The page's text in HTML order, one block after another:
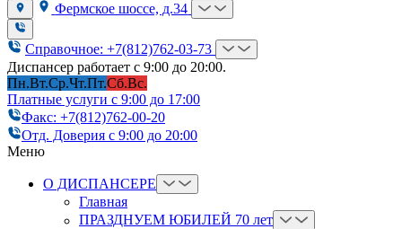
Фермское шоссе, д.34
Справочное: +7(812)762-03-73
Диспансер работает с 9:00 до 20:00.
Пн.Вт.Ср.Чт.Пт.Сб.Вс.
Платные услуги с 9:00 до 17:00
Факс: +7(812)762-00-20
Отд. Доверия с 9:00 до 20:00
Меню
О ДИСПАНСЕРЕ
Главная
ПРАЗДНУЕМ ЮБИЛЕЙ 70 лет